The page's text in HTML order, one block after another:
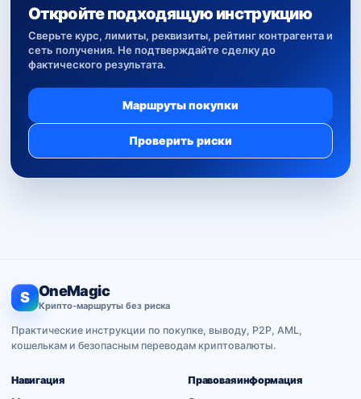
Откройте подходящую инструкцию
Сверьте курс, лимиты, реквизиты, рейтинг контрагента и
сеть получения. Не подтверждайте сделку до
фактического результата.
Маршруты покупки
Проверить риски
S OneMagic
Крипто-маршруты без риска
Практические инструкции по покупке, выводу, P2P, AML,
кошелькам и безопасным переводам криптовалюты.
Навигация
Правовая информация